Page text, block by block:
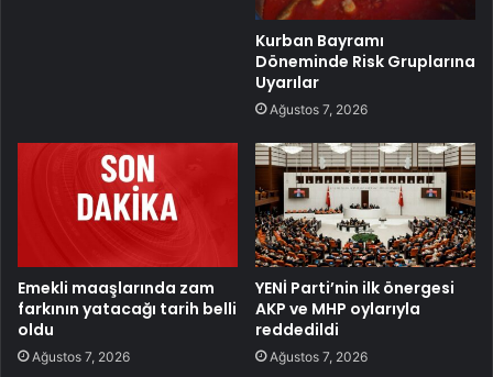
Kurban Bayramı
Döneminde Risk Gruplarına
Uyarılar
Ağustos 7, 2026
Emekli maaşlarında zam
farkının yatacağı tarih belli
oldu
Ağustos 7, 2026
YENİ Parti’nin ilk önergesi
AKP ve MHP oylarıyla
reddedildi
Ağustos 7, 2026